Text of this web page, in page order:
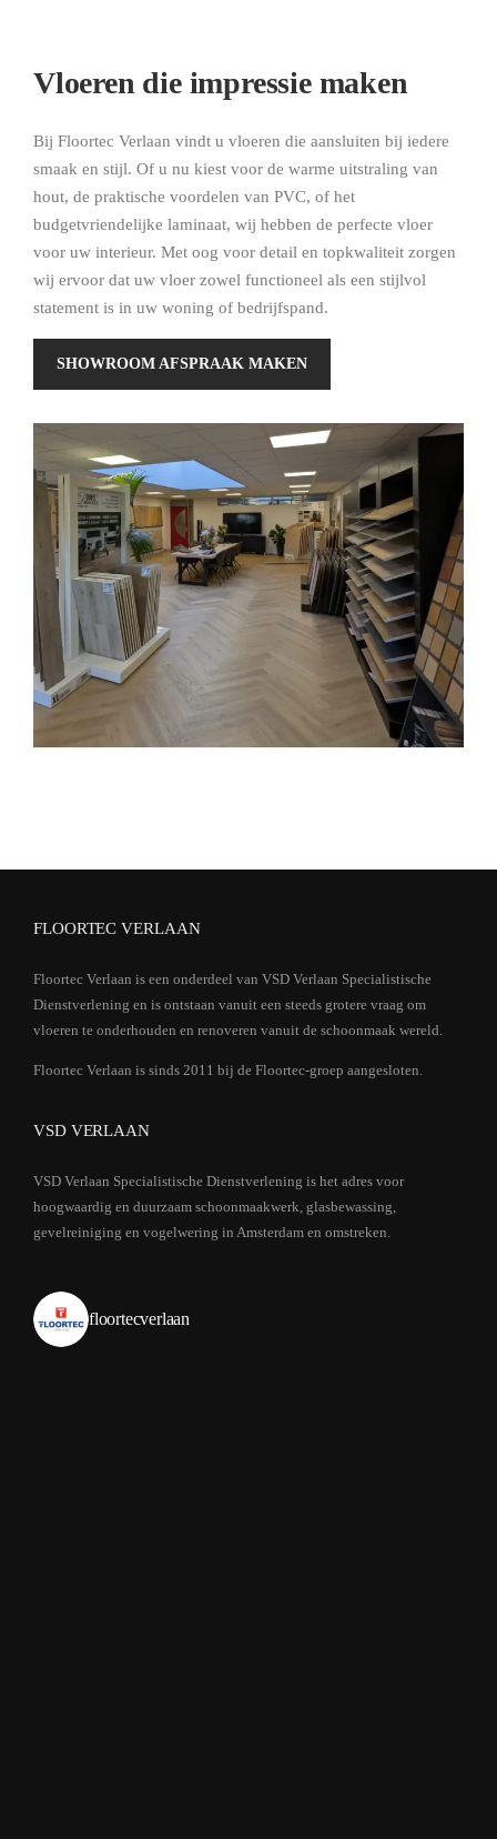
Vloeren die impressie maken
Bij Floortec Verlaan vindt u vloeren die aansluiten bij iedere
smaak en stijl. Of u nu kiest voor de warme uitstraling van
hout, de praktische voordelen van PVC, of het
budgetvriendelijke laminaat, wij hebben de perfecte vloer
voor uw interieur. Met oog voor detail en topkwaliteit zorgen
wij ervoor dat uw vloer zowel functioneel als een stijlvol
statement is in uw woning of bedrijfspand.
SHOWROOM AFSPRAAK MAKEN
FLOORTEC VERLAAN
Floortec Verlaan is een onderdeel van VSD Verlaan Specialistische
Dienstverlening en is ontstaan vanuit een steeds grotere vraag om
vloeren te onderhouden en renoveren vanuit de schoonmaak wereld.
Floortec Verlaan is sinds 2011 bij de Floortec-groep aangesloten.
VSD VERLAAN
VSD Verlaan Specialistische Dienstverlening is het adres voor
hoogwaardig en duurzaam schoonmaakwerk, glasbewassing,
gevelreiniging en vogelwering in Amsterdam en omstreken.
floortecverlaan